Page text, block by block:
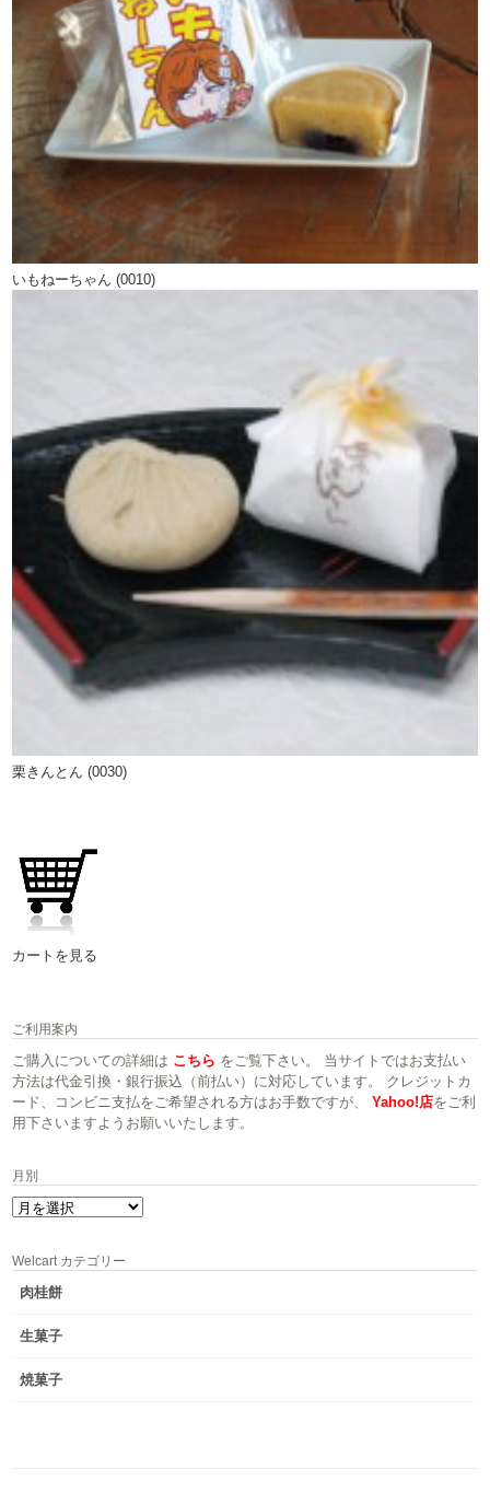
いもねーちゃん (0010)
栗きんとん (0030)
カートを見る
ご利用案内
ご購入についての詳細は こちら をご覧下さい。 当サイトではお支払い
方法は代金引換・銀行振込（前払い）に対応しています。 クレジットカ
ード、コンビニ支払をご希望される方はお手数ですが、Yahoo!店をご利
用下さいますようお願いいたします。
月別
月
Welcart カテゴリー
肉桂餅
生菓子
焼菓子